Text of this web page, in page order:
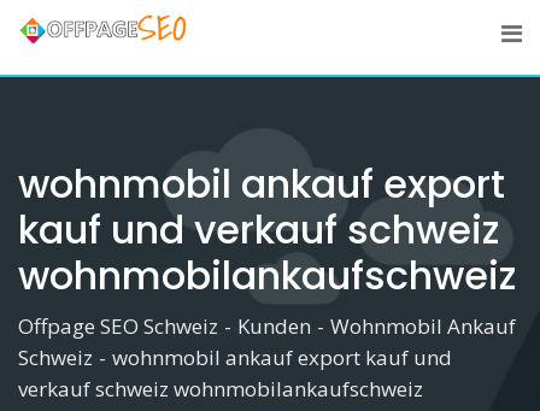
Skip
content
wohnmobil ankauf export
kauf und verkauf schweiz
wohnmobilankaufschweiz
Offpage SEO Schweiz - Kunden - Wohnmobil Ankauf
Schweiz - wohnmobil ankauf export kauf und
verkauf schweiz wohnmobilankaufschweiz